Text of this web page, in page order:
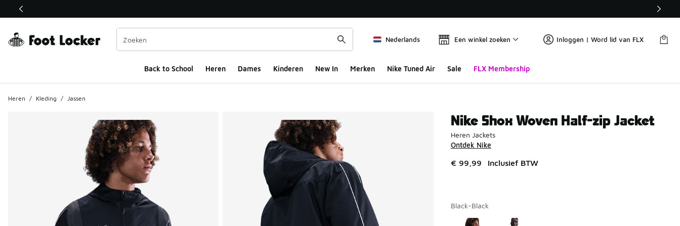
Deze link wordt geopend in een nieuw venster
Nederlands Een winkel zoeken Inloggen | Word lid van FLX
Back to School Heren Dames Kinderen New In Merken Nike Tuned Air Sale FLX Membership
Heren / Kleding / Jassen
Nike Shox Woven Half-zip Jacket
Heren Jackets
Ontdek Nike
€ 99,99 Inclusief BTW
Black-Black
Pagina 1 van 1 met 1 tot 2 van 2 kleuren.
Kies een model *